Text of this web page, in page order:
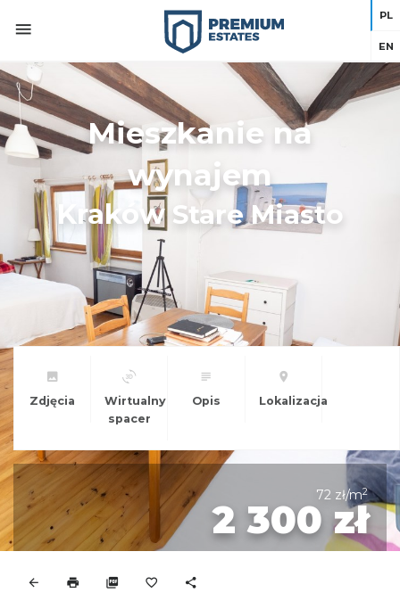
PL
EN
Mieszkanie na
wynajem
Kraków Stare Miasto
Zdjęcia
Wirtualny
spacer
Opis Lokalizacja
72 zł/m2
2 300 zł